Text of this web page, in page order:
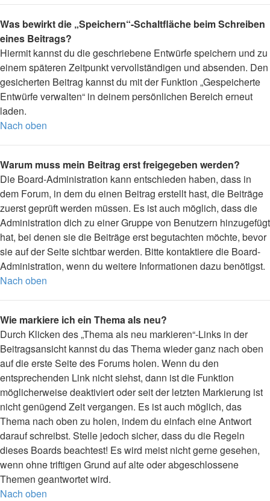
Was bewirkt die „Speichern“-Schaltfläche beim Schreiben
eines Beitrags?
Hiermit kannst du die geschriebene Entwürfe speichern und zu
einem späteren Zeitpunkt vervollständigen und absenden. Den
gesicherten Beitrag kannst du mit der Funktion „Gespeicherte
Entwürfe verwalten“ in deinem persönlichen Bereich erneut
laden.
Nach oben
Warum muss mein Beitrag erst freigegeben werden?
Die Board-Administration kann entschieden haben, dass in
dem Forum, in dem du einen Beitrag erstellt hast, die Beiträge
zuerst geprüft werden müssen. Es ist auch möglich, dass die
Administration dich zu einer Gruppe von Benutzern hinzugefügt
hat, bei denen sie die Beiträge erst begutachten möchte, bevor
sie auf der Seite sichtbar werden. Bitte kontaktiere die Board-
Administration, wenn du weitere Informationen dazu benötigst.
Nach oben
Wie markiere ich ein Thema als neu?
Durch Klicken des „Thema als neu markieren“-Links in der
Beitragsansicht kannst du das Thema wieder ganz nach oben
auf die erste Seite des Forums holen. Wenn du den
entsprechenden Link nicht siehst, dann ist die Funktion
möglicherweise deaktiviert oder seit der letzten Markierung ist
nicht genügend Zeit vergangen. Es ist auch möglich, das
Thema nach oben zu holen, indem du einfach eine Antwort
darauf schreibst. Stelle jedoch sicher, dass du die Regeln
dieses Boards beachtest! Es wird meist nicht gerne gesehen,
wenn ohne triftigen Grund auf alte oder abgeschlossene
Themen geantwortet wird.
Nach oben